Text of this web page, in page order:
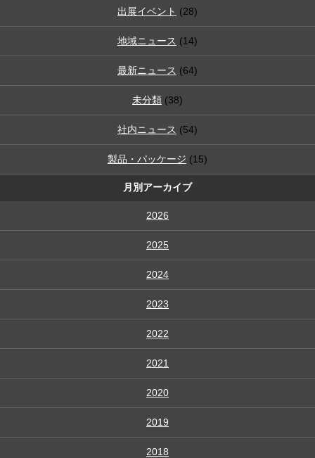
出展イベント (28)
地域ニュース (14)
最新ニュース (64)
未分類 (38)
社内ニュース (54)
製品・パッケージ (15)
月別アーカイブ
2026
2025
2024
2023
2022
2021
2020
2019
2018